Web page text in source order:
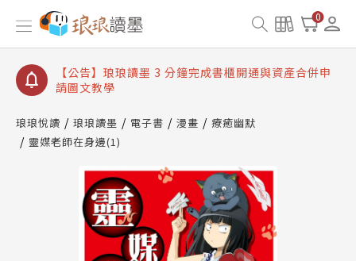
0
【公告】琅琅讀墨數位閱讀資產合併與書櫃開通申請
【公告】琅琅讀墨書櫃開通常見問題
【公告】琅琅讀墨 3 分鐘完成書櫃開通與資產合併申
請圖文教學
查詢
【公告】琅琅讀墨數位閱讀資產合併與書櫃開通申請
琅琅悅讀 琅琅讀墨 電子書 漫畫
療癒幽默
靈媒老師在身邊(1)